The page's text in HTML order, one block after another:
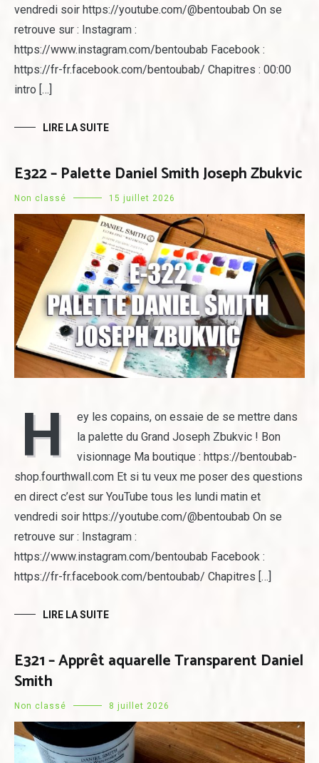
vendredi soir https://youtube.com/@bentoubab On se
retrouve sur : Instagram :
https://www.instagram.com/bentoubab Facebook :
https://fr-fr.facebook.com/bentoubab/ Chapitres : 00:00
intro […]
LIRE LA SUITE
E322 – Palette Daniel Smith Joseph Zbukvic
Non classé 15 juillet 2026
H
ey les copains, on essaie de se mettre dans
la palette du Grand Joseph Zbukvic ! Bon
visionnage Ma boutique : https://bentoubab-
shop.fourthwall.com Et si tu veux me poser des questions
en direct c’est sur YouTube tous les lundi matin et
vendredi soir https://youtube.com/@bentoubab On se
retrouve sur : Instagram :
https://www.instagram.com/bentoubab Facebook :
https://fr-fr.facebook.com/bentoubab/ Chapitres […]
LIRE LA SUITE
E321 – Apprêt aquarelle Transparent Daniel
Smith
Non classé 8 juillet 2026